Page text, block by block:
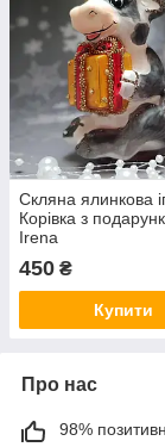
Скляна ялинкова
Корівка з
Irena
450 ₴
Купити
Про нас
98%